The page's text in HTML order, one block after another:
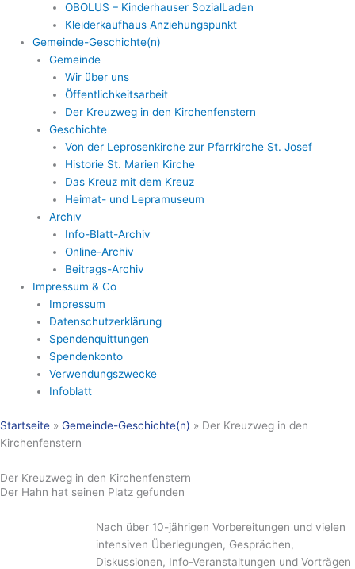
OBOLUS – Kinderhauser SozialLaden
Kleiderkaufhaus Anziehungspunkt
Gemeinde-Geschichte(n)
Gemeinde
Wir über uns
Öffentlichkeitsarbeit
Der Kreuzweg in den Kirchenfenstern
Geschichte
Von der Leprosenkirche zur Pfarrkirche St. Josef
Historie St. Marien Kirche
Das Kreuz mit dem Kreuz
Heimat- und Lepramuseum
Archiv
Info-Blatt-Archiv
Online-Archiv
Beitrags-Archiv
Impressum & Co
Impressum
Datenschutzerklärung
Spendenquittungen
Spendenkonto
Verwendungszwecke
Infoblatt
Startseite » Gemeinde-Geschichte(n) » Der Kreuzweg in den
Kirchenfenstern
Der Kreuzweg in den Kirchenfenstern
Der Hahn hat seinen Platz gefunden
Nach über 10-jährigen Vorbereitungen und vielen
intensiven Überlegungen, Gesprächen,
Diskussionen, Info-Veranstaltungen und Vorträgen